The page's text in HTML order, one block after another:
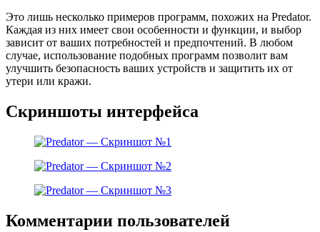
Это лишь несколько примеров программ, похожих на Predator.
Каждая из них имеет свои особенности и функции, и выбор
зависит от ваших потребностей и предпочтений. В любом
случае, использование подобных программ позволит вам
улучшить безопасность ваших устройств и защитить их от
утери или кражи.
Скриншоты интерфейса
Комментарии пользователей